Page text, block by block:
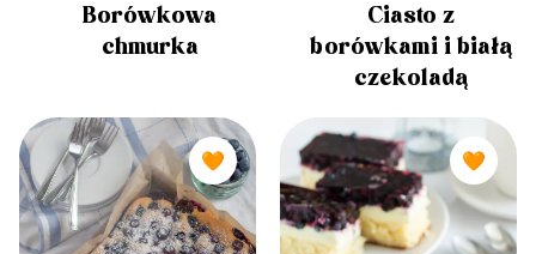
Borówkowa
chmurka
Ciasto z
borówkami i białą
czekoladą
🧡 🧡